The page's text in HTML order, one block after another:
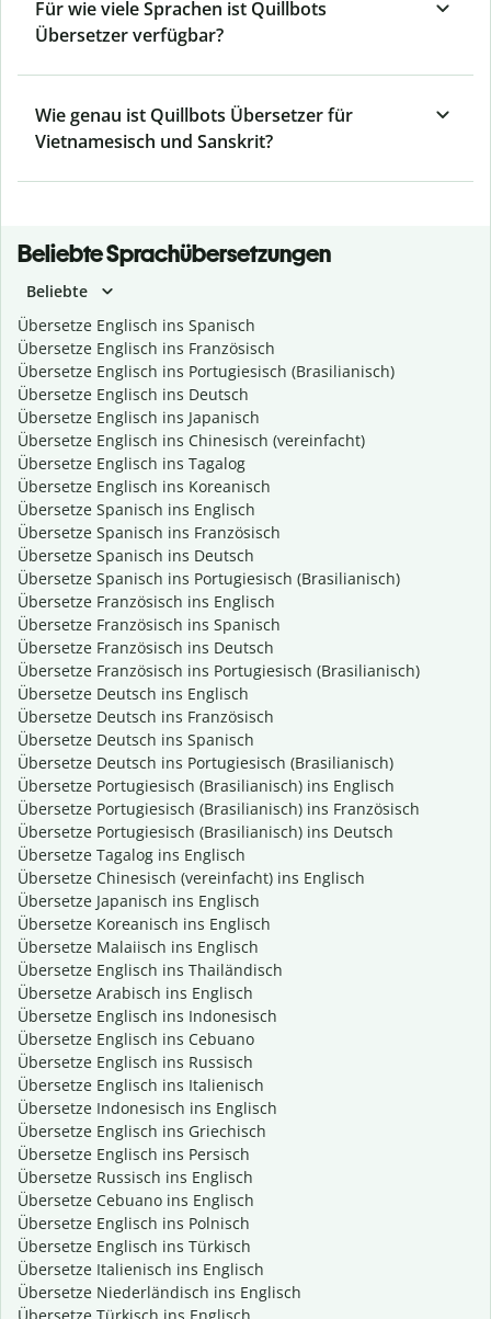
Für wie viele Sprachen ist Quillbots
Übersetzer verfügbar?
Wie genau ist Quillbots Übersetzer für
Vietnamesisch und Sanskrit?
Beliebte Sprachübersetzungen
Beliebte
Übersetze Englisch ins Spanisch
Übersetze Englisch ins Französisch
Übersetze Englisch ins Portugiesisch (Brasilianisch)
Übersetze Englisch ins Deutsch
Übersetze Englisch ins Japanisch
Übersetze Englisch ins Chinesisch (vereinfacht)
Übersetze Englisch ins Tagalog
Übersetze Englisch ins Koreanisch
Übersetze Spanisch ins Englisch
Übersetze Spanisch ins Französisch
Übersetze Spanisch ins Deutsch
Übersetze Spanisch ins Portugiesisch (Brasilianisch)
Übersetze Französisch ins Englisch
Übersetze Französisch ins Spanisch
Übersetze Französisch ins Deutsch
Übersetze Französisch ins Portugiesisch (Brasilianisch)
Übersetze Deutsch ins Englisch
Übersetze Deutsch ins Französisch
Übersetze Deutsch ins Spanisch
Übersetze Deutsch ins Portugiesisch (Brasilianisch)
Übersetze Portugiesisch (Brasilianisch) ins Englisch
Übersetze Portugiesisch (Brasilianisch) ins Französisch
Übersetze Portugiesisch (Brasilianisch) ins Deutsch
Übersetze Tagalog ins Englisch
Übersetze Chinesisch (vereinfacht) ins Englisch
Übersetze Japanisch ins Englisch
Übersetze Koreanisch ins Englisch
Übersetze Malaiisch ins Englisch
Übersetze Englisch ins Thailändisch
Übersetze Arabisch ins Englisch
Übersetze Englisch ins Indonesisch
Übersetze Englisch ins Cebuano
Übersetze Englisch ins Russisch
Übersetze Englisch ins Italienisch
Übersetze Indonesisch ins Englisch
Übersetze Englisch ins Griechisch
Übersetze Englisch ins Persisch
Übersetze Russisch ins Englisch
Übersetze Cebuano ins Englisch
Übersetze Englisch ins Polnisch
Übersetze Englisch ins Türkisch
Übersetze Italienisch ins Englisch
Übersetze Niederländisch ins Englisch